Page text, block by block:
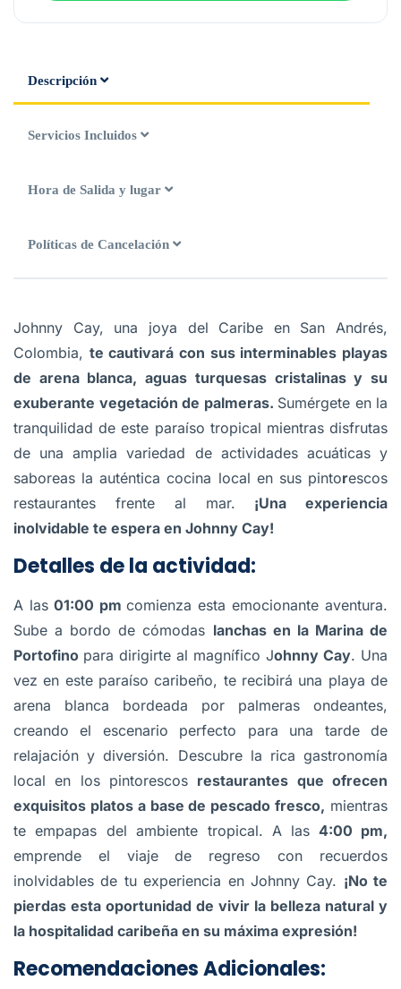
Descripción
Servicios Incluidos
Hora de Salida y lugar
Políticas de Cancelación
Johnny Cay, una joya del Caribe en San Andrés,
Colombia, te cautivará con sus interminables playas
de arena blanca, aguas turquesas cristalinas y su
exuberante vegetación de palmeras. Sumérgete en la
tranquilidad de este paraíso tropical mientras disfrutas
de una amplia variedad de actividades acuáticas y
saboreas la auténtica cocina local en sus pintorescos
restaurantes frente al mar. ¡Una experiencia
inolvidable te espera en Johnny Cay!
Detalles de la actividad:
A las01:00 pmcomienza esta emocionante aventura.
Sube a bordo de cómodas lanchas en la Marina de
Portofino para dirigirte al magnífico Johnny Cay. Una
vez en este paraíso caribeño, te recibirá una playa de
arena blanca bordeada por palmeras ondeantes,
creando el escenario perfecto para una tarde de
relajación y diversión. Descubre la rica gastronomía
local en los pintorescos restaurantes que ofrecen
exquisitos platos a base de pescado fresco, mientras
te empapas del ambiente tropical. A las 4:00 pm,
emprende el viaje de regreso con recuerdos
inolvidables de tu experiencia en Johnny Cay. ¡No te
pierdas esta oportunidad de vivir la belleza natural y
la hospitalidad caribeña en su máxima expresión!
Recomendaciones Adicionales: